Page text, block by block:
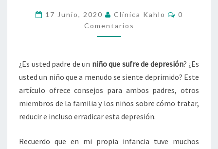
NIÑOS
CON
DEPRESIÓN?
17 Junio, 2020 Clínica Kahlo
0
Comentarios
¿Es usted padre de un niñoque sufre de depresión? ¿Es
usted un niño que a menudo se siente deprimido? Este
artículo ofrece consejos para ambos padres, otros
miembros de la familia y los niños sobre cómo tratar,
reducir e incluso erradicar esta depresión.
Recuerdo que en mi propia infancia tuve muchos